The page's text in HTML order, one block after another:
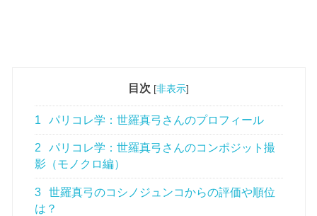
目次 [非表示]
1 パリコレ学：世羅真弓さんのプロフィール
2
パリコレ学：世羅真弓さんのコンポジット撮
影（モノクロ編）
3
世羅真弓のコシノジュンコからの評価や順位
は？